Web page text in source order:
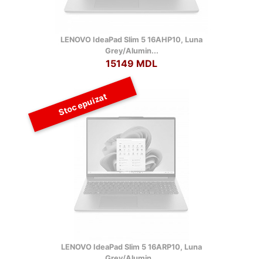
LENOVO IdeaPad Slim 5 16AHP10, Luna
Grey/Alumin...
15149 MDL
Stoc epuizat
LENOVO IdeaPad Slim 5 16ARP10, Luna